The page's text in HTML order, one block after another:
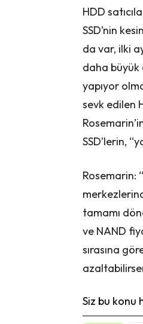
HDD
SSD’nin
da var, ilki
daha büyük
yapıyor
sevk edilen
SSD’lerin,
Rosemarin:
tamamı
ve NAND
sırasına
Siz bu konu